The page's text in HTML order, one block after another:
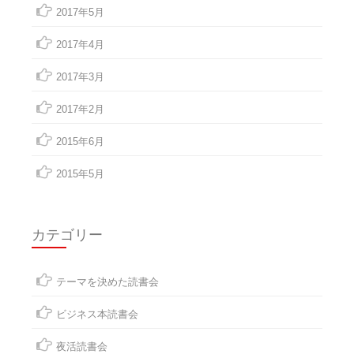
2017年5月
2017年4月
2017年3月
2017年2月
2015年6月
2015年5月
カテゴリー
テーマを決めた読書会
ビジネス本読書会
夜活読書会